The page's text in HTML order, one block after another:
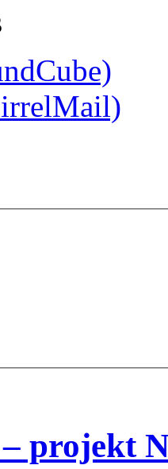
projekt